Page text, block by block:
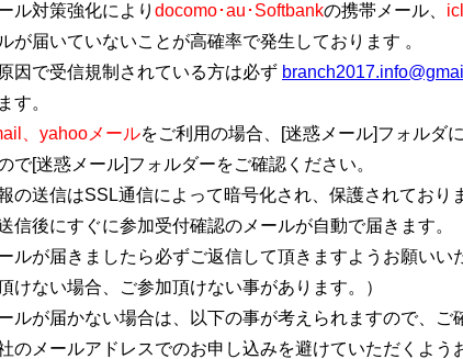
ル対策強化により docomo･au･Softbankの携帯メール、
が届いていないことが高確率で発生しております 。
因で受信規制されている方は必ず
す。
、yahooメールをご利用の場合、[迷惑メール]フォルダ
で[迷惑メール]フォルダーをご確認ください。
の送信はSSL通信によって暗号化され、保護されており
信後にすぐに参加受付確認のメールが自動で届きます。
ルが届きましたら必ずご返信して頂きますようお願いい
けない場合、ご参加頂けない事があります。）
ルが届かない場合は、以下の事が考えられますので、ご
のメールアドレスでのお申し込みを避けていただくよう